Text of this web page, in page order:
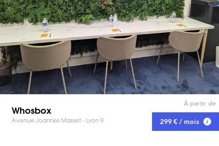
Whosbox
Avenue Joannes Masset - Lyon 9
À partir de
299 € / mois